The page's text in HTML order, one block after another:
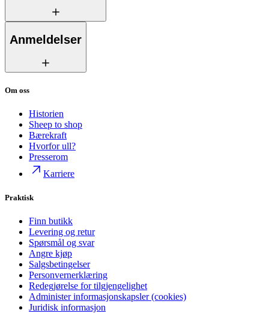
Anmeldelser
Om oss
Historien
Sheep to shop
Bærekraft
Hvorfor ull?
Presserom
Karriere
Praktisk
Finn butikk
Levering og retur
Spørsmål og svar
Angre kjøp
Salgsbetingelser
Personvernerklæring
Redegjørelse for tilgjengelighet
Administer informasjonskapsler (cookies)
Juridisk informasjon